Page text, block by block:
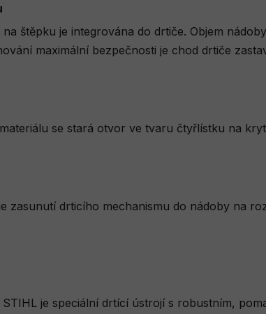
štěpku je integrována do drtiče. Objem
maximální bezpečnosti je chod drtiče
se stará otvor ve tvaru čtyřlístku na
zasunutí drticího mechanismu do nádoby na
je speciální drtící ústrojí s robustním,